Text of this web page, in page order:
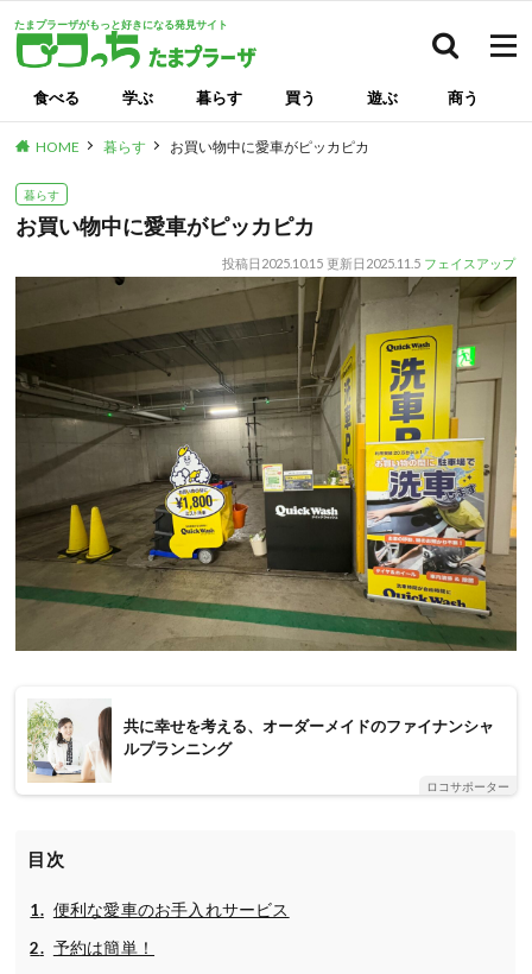
たまプラーザがもっと好きになる発見サイト
食べる 学ぶ 暮らす 買う 遊ぶ 商う
HOME 暮らす お買い物中に愛車がピッカピカ
暮らす
お買い物中に愛車がピッカピカ
投稿日 2025.10.15 更新日 2025.11.5 フェイスアップ
共に幸せを考える、オーダーメイドのファイナンシャ
ルプランニング
ロコサポーター
目次
便利な愛車のお手入れサービス
予約は簡単！